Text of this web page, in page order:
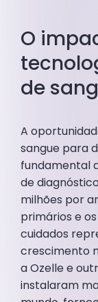
O
de
A
sangue para
fundamental
de
milhões por
primários e
cuidados
crescimento
a Ozelle e
instalaram